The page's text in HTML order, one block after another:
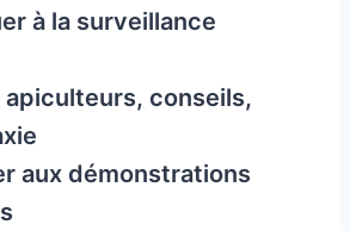
à la surveillance
apiculteurs, conseils,
aux démonstrations